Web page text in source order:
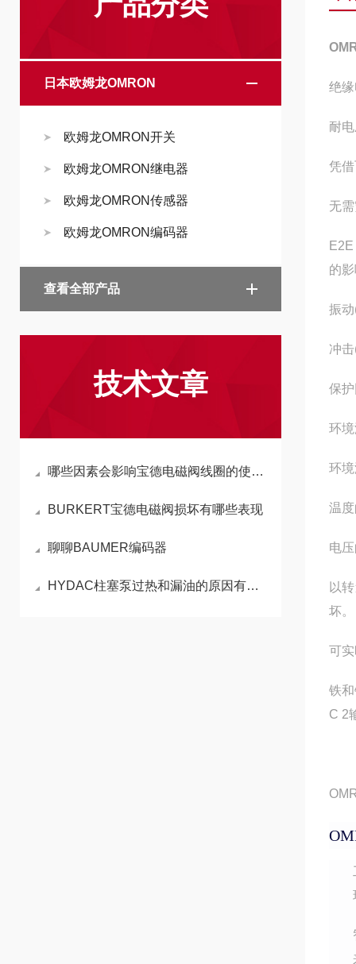
日本欧姆龙OMRON
欧姆龙OMRON开关
欧姆龙OMRON继电器
欧姆龙OMRON传感器
欧姆龙OMRON编码器
查看全部产品
技术文章
哪些因素会影响宝德电磁阀线圈的使用效果
BURKERT宝德电磁阀损坏有哪些表现
聊聊BAUMER编码器
HYDAC柱塞泵过热和漏油的原因有哪些
绝
耐
凭
无
的
振
冲
保
环
环
温
电
以
坏。
可
铁
C 2